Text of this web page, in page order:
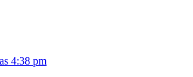
4:38 pm